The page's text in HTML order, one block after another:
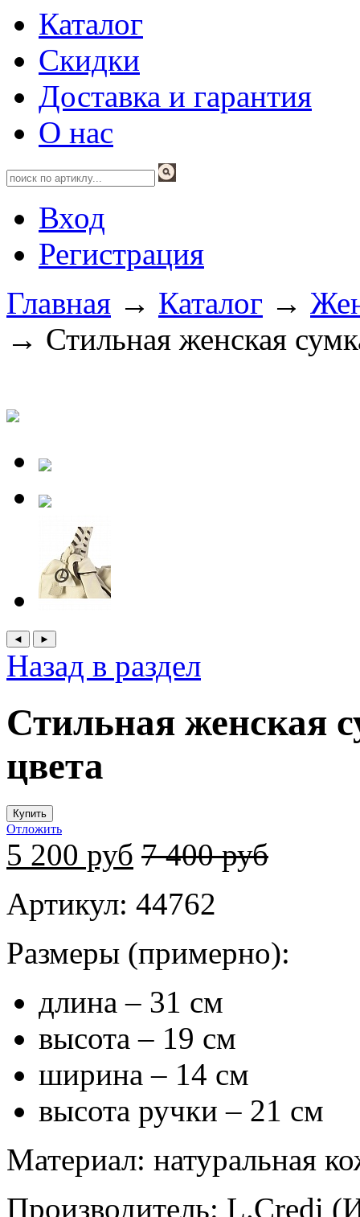
Каталог
Скидки
Доставка и гарантия
О нас
Вход
Регистрация
Главная → Каталог →
→ Стильная женская
Назад в раздел
Стильная женская
цвета
Отложить
5 200 руб 7 400 руб
Артикул: 44762
Размеры (примерно):
длина – 31 см
высота – 19 см
ширина – 14 см
высота ручки – 21 см
Материал: натуральная
Производитель: L.Credi